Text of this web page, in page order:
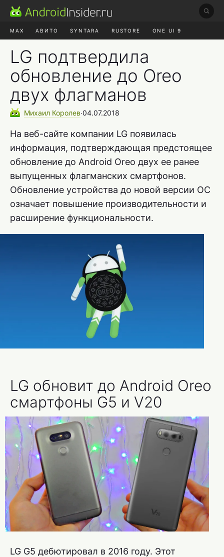
MAX АВИТО SYNTARA RUSTORE ONE UI 9
LG подтвердила
обновление до Oreo
двух флагманов
Михаил Королев∙04.07.2018
На веб-сайте компании LG появилась
информация, подтверждающая предстоящее
обновление до Android Oreo двух ее ранее
выпущенных флагманских смартфонов.
Обновление устройства до новой версии ОС
означает повышение производительности и
расширение функциональности.
LG обновит до Android Oreo
смартфоны G5 и V20
LG G5 дебютировал в 2016 году. Этот